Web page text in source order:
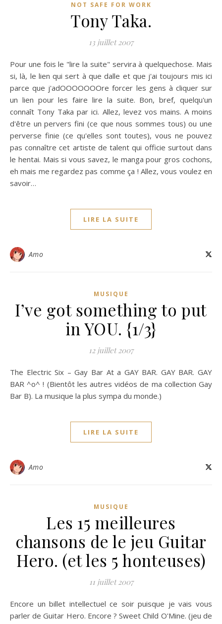
NOT SAFE FOR WORK
Tony Taka.
13 juillet 2007
Pour une fois le "lire la suite" servira à quelquechose. Mais
si, là, le lien qui sert à que dalle et que j'ai toujours mis ici
parce que j'adOOOOOOOre forcer les gens à cliquer sur
un lien pour les faire lire la suite. Bon, bref, quelqu'un
connaît Tony Taka par ici. Allez, levez vos mains. A moins
d'être un pervers fini (ce que nous sommes tous) ou une
perverse finie (ce qu'elles sont toutes), vous ne pouvez
pas connaître cet artiste de talent qui officie surtout dans
le hentai. Mais si vous savez, le manga pour gros cochons,
eh mais me regardez pas comme ça ! Allez, vous voulez en
savoir…
LIRE LA SUITE
Amo
MUSIQUE
I’ve got something to put
in YOU. {1/3}
12 juillet 2007
The Electric Six – Gay Bar At a GAY BAR. GAY BAR. GAY
BAR ^o^ ! (Bientôt les autres vidéos de ma collection Gay
Bar B). La musique la plus sympa du monde.)
LIRE LA SUITE
Amo
MUSIQUE
Les 15 meilleures
chansons de le jeu Guitar
Hero. (et les 5 honteuses)
11 juillet 2007
Encore un billet intellectuel ce soir puisque je vais vous
parler de Guitar Hero. Encore ? Sweet Child O'Mine. (jeu de